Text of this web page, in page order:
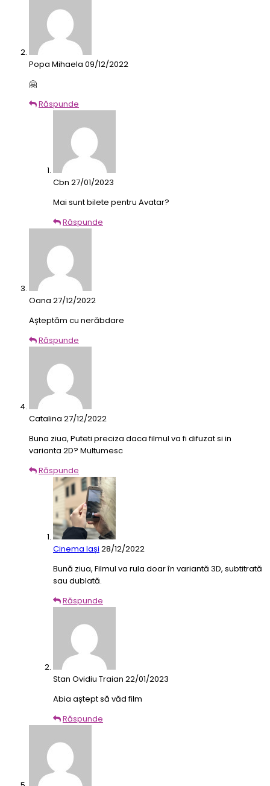
Popa Mihaela 09/12/2022
🤗
Răspunde
Cbn 27/01/2023
Mai sunt bilete pentru Avatar?
Răspunde
Oana 27/12/2022
Așteptăm cu nerăbdare
Răspunde
Catalina 27/12/2022
Buna ziua, Puteti preciza daca filmul va fi difuzat si in
varianta 2D? Multumesc
Răspunde
Cinema Iași 28/12/2022
Bună ziua, Filmul va rula doar în variantă 3D, subtitrată
sau dublată.
Răspunde
Stan Ovidiu Traian 22/01/2023
Abia aștept să văd film
Răspunde